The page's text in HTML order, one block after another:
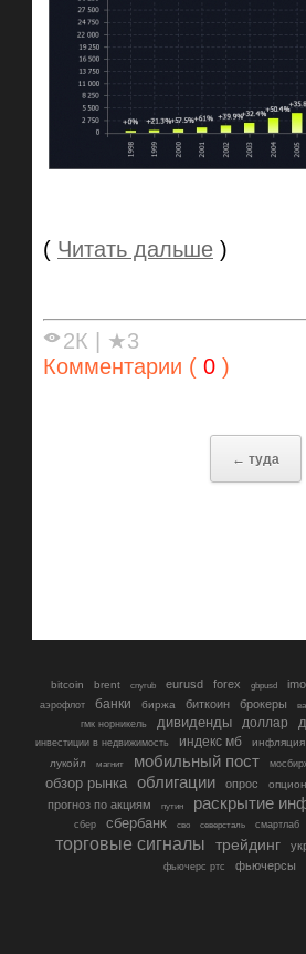
( Читать дальше )
2К
★3
Комментарии ( 0 )
← туда
bitcoin brent cnyrub eurusd forex gbpusd
аэрофлот банки биржа биткоин брокеры
гмк норникель
дивиденды доллар
инвестиции в недвижимость индекс мб
инфляция
лукойл
магнит мобильный пост
обзор рынка облигации опрос
прогноз по акциям путин раскрытие
сбер сбербанк сво северсталь смартлаб
торговые сигналы трейдинг
фьючерс ртс фьючерсы